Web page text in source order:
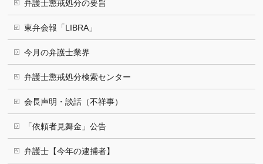
弁護士懲戒処分の要旨
東弁会報「LIBRA」
今月の弁護士業界
弁護士懲戒処分検索センター
会長声明・談話（不祥事）
「依頼者見舞金」公告
弁護士【今年の逮捕者】